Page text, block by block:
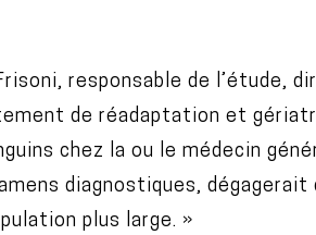
responsable de l’étude,
de réadaptation et
chez la ou le médecin
diagnostiques,
plus large. »